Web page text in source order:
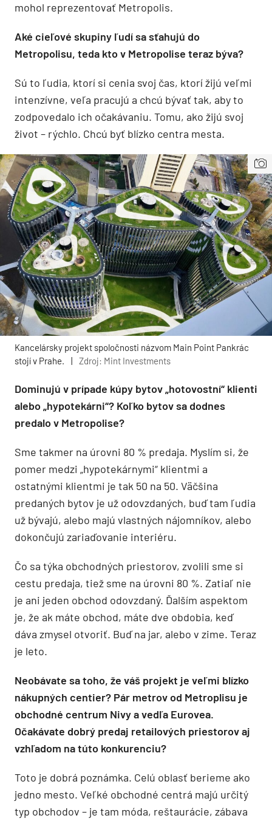
mohol reprezentovať Metropolis.
Aké cieľové skupiny ľudí sa sťahujú do
Metropolisu, teda kto v Metropolise teraz býva?
Sú to ľudia, ktorí si cenia svoj čas, ktorí žijú veľmi
intenzívne, veľa pracujú a chcú bývať tak, aby to
zodpovedalo ich očakávaniu. Tomu, ako žijú svoj
život – rýchlo. Chcú byť blízko centra mesta.
Kancelársky projekt spoločnosti názvom Main Point Pankrác
stojí v Prahe.
| Zdroj: Mint Investments
Dominujú v prípade kúpy bytov „hotovostní“ klienti
alebo „hypotekárni“? Koľko bytov sa dodnes
predalo v Metropolise?
Sme takmer na úrovni 80 % predaja. Myslím si, že
pomer medzi „hypotekárnymi“ klientmi a
ostatnými klientmi je tak 50 na 50. Väčšina
predaných bytov je už odovzdaných, buď tam ľudia
už bývajú, alebo majú vlastných nájomníkov, alebo
dokončujú zariaďovanie interiéru.
Čo sa týka obchodných priestorov, zvolili sme si
cestu predaja, tiež sme na úrovni 80 %. Zatiaľ nie
je ani jeden obchod odovzdaný. Ďalším aspektom
je, že ak máte obchod, máte dve obdobia, keď
dáva zmysel otvoriť. Buď na jar, alebo v zime. Teraz
je leto.
Neobávate sa toho, že váš projekt je veľmi blízko
nákupných centier? Pár metrov od Metroplisu je
obchodné centrum Nivy a vedľa Eurovea.
Očakávate dobrý predaj retailových priestorov aj
vzhľadom na túto konkurenciu?
Toto je dobrá poznámka. Celú oblasť berieme ako
jedno mesto. Veľké obchodné centrá majú určitý
typ obchodov – je tam móda, reštaurácie, zábava